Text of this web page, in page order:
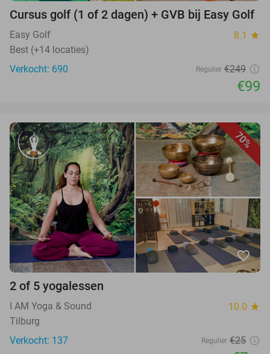
Cursus golf (1 of 2 dagen) + GVB bij Easy Golf
Easy Golf 8.1 star
Best (+14 locaties)
Verkocht: 690
Regulier €249
€99
70%
favorite_border
2 of 5 yogalessen
I AM Yoga & Sound 10.0 star
Tilburg
Verkocht: 137
Regulier €25